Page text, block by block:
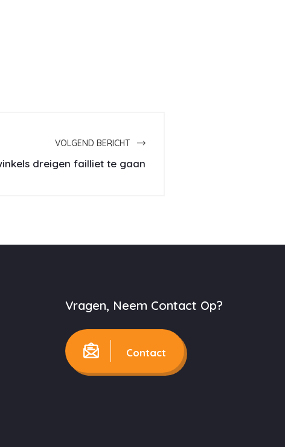
VOLGEND BERICHT
dreigen failliet te gaan
Vragen, Neem Contact Op?
Contact